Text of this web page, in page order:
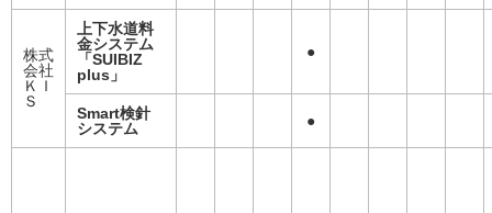
株式
会社
ＫＩ
Ｓ
上下水道料
金システム
「SUIBIZ
plus」
●
Smart検針
システム
●